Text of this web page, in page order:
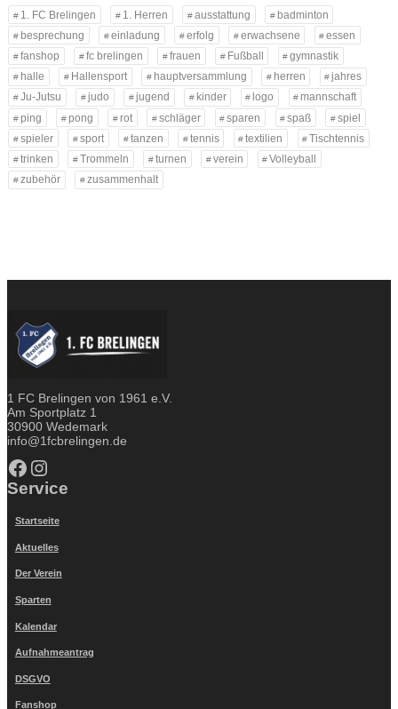
1. FC Brelingen 1. Herren ausstattung
badminton
besprechung
einladung erfolg erwachsene
essen
fanshop
fc brelingen frauen Fußball
gymnastik
halle
Hallensport hauptversammlung herren
jahres
Ju-Jutsu
judo jugend kinder logo
mannschaft
ping
pong rot schläger sparen spaß
spiel
spieler
sport tanzen tennis textilien
Tischtennis
trinken
Trommeln turnen verein
Volleyball
zubehör
zusammenhalt
1 FC Brelingen von 1961 e.V.
Am Sportplatz 1
30900 Wedemark
info@1fcbrelingen.de
Facebook Instagram
Service
Startseite
Aktuelles
Der Verein
Sparten
Kalendar
Aufnahmeantrag
DSGVO
Fanshop